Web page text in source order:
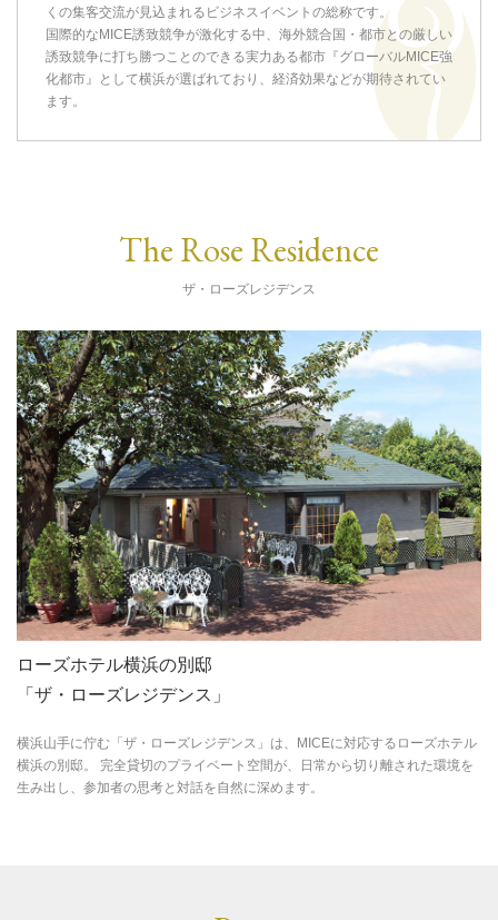
くの集客交流が見込まれるビジネスイベントの総称です。
国際的なMICE誘致競争が激化する中、海外競合国・都市との厳しい
誘致競争に打ち勝つことのできる実力ある都市『グローバルMICE強
化都市』として横浜が選ばれており、経済効果などが期待されてい
ます。
The Rose Residence
ザ・ローズレジデンス
ローズホテル横浜の別邸
「ザ・ローズレジデンス」
横浜山手に佇む「ザ・ローズレジデンス」は、MICEに対応するローズホテル
横浜の別邸。 完全貸切のプライベート空間が、日常から切り離された環境を
生み出し、参加者の思考と対話を自然に深めます。